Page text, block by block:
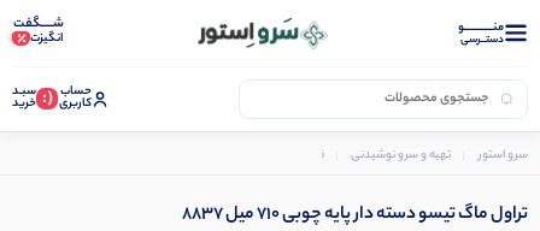
منــــــــــــو
دستــرسی
شـــــگفت
انگیزت
حساب
کاربری (: سبـد
خرید
سرو استور تهیه و سرو نوشیدنی فلاسک و تراول ماگ
تراول ماگ تیسو دسته دار پایه چوبی 710 میل 8837